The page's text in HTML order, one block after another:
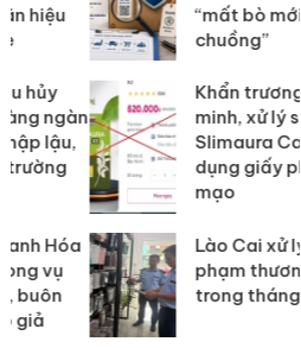
“mất bò mới lo làm
chuồng”
Khẩn trương xác
minh, xử lý sản phẩm
Slimaura Care x3 sử
dụng giấy phép giả
mạo
Lào Cai xử lý 83 vụ vi
phạm thương mại
trong tháng 7